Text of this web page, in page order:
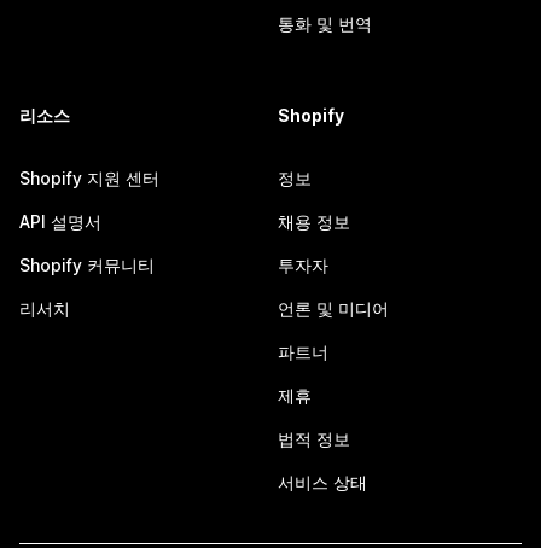
통화 및 번역
리소스
Shopify 지원 센터
API 설명서
Shopify 커뮤니티
리서치
Shopify
정보
채용 정보
투자자
언론 및 미디어
파트너
제휴
법적 정보
서비스 상태